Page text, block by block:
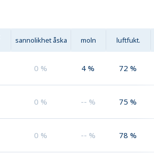
sannolikhet åska moln luftfukt.
0 % 4 % 72 %
0 % -- % 75 %
0 % -- % 78 %